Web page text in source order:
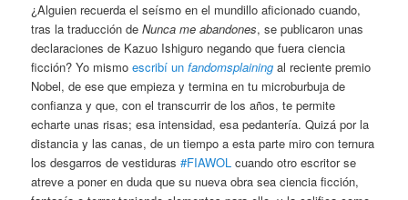
¿Alguien recuerda el seísmo en el mundillo aficionado cuando,
tras la traducción deNunca me abandones, se publicaron unas
declaraciones de Kazuo Ishiguro negando que fuera ciencia
ficción? Yo mismoescribí unfandomsplaining al reciente premio
Nobel, de ese que empieza y termina en tu microburbuja de
confianza y que, con el transcurrir de los años, te permite
echarte unas risas; esa intensidad, esa pedantería. Quizá por la
distancia y las canas, de un tiempo a esta parte miro con ternura
los desgarros de vestiduras#FIAWOL cuando otro escritor se
atreve a poner en duda que su nueva obra sea ciencia ficción,